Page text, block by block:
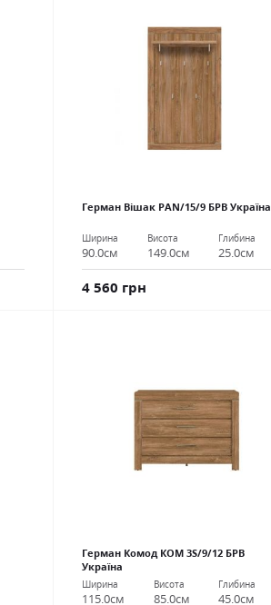
Герман Вішак PAN/15/9 БРВ Україна
Ширина
90.0см
Висота
149.0см
Глибина
25.0см
4 560 грн
Герман Комод КОМ 3S/9/12 БРВ
Україна
Ширина
115.0см
Висота
85.0см
Глибина
45.0см